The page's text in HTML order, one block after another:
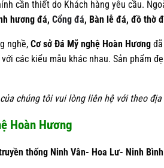
cần thiết do Khách hàng yêu cầu.
hương đá, Cổng đá, Bàn lễ đá, đồ thờ
nghề, Cơ sở Đá Mỹ nghệ Hoàn Hương
các kiểu mẫu khác nhau. Sản phẩm
chúng tôi vui lòng liên hệ với theo địa
Hoàn Hương
thống Ninh Vân- Hoa Lư- Ninh Bình